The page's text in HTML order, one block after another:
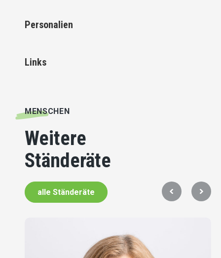
Personalien
Links
MENSCHEN
Weitere
Ständeräte
alle Ständeräte